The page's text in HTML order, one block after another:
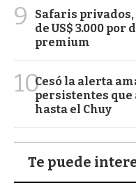
9
Safaris
de US$ 3.000
premium
10Cesó la alerta
persistentes que
hasta el Chuy
Te puede